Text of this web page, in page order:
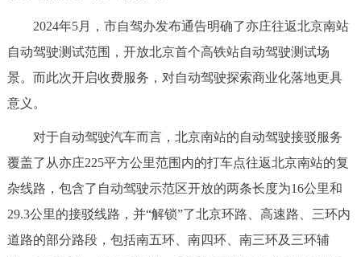
政务服务
个人服务 法人服务 部门服务
便民服务 利企服务 投资项目
中介服务 阳光政务
2024年5月，市自驾办发布通告明确了亦庄往返北京南站
自动驾驶测试范围，开放北京首个高铁站自动驾驶测试场
景。而此次开启收费服务，对自动驾驶探索商业化落地更具
意义。
对于自动驾驶汽车而言，北京南站的自动驾驶接驳服务
覆盖了从亦庄225平方公里范围内的打车点往返北京南站的复
杂线路，包含了自动驾驶示范区开放的两条长度为16公里和
29.3公里的接驳线路，并“解锁”了北京环路、高速路、三环内
道路的部分路段，包括南五环、南四环、南三环及三环辅